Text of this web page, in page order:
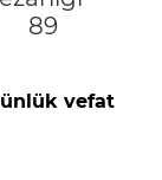
89
vefat